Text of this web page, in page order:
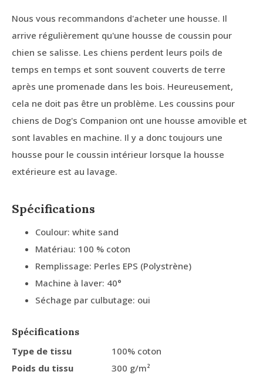
Nous vous recommandons d'acheter une housse. Il
arrive régulièrement qu'une housse de coussin pour
chien se salisse. Les chiens perdent leurs poils de
temps en temps et sont souvent couverts de terre
après une promenade dans les bois. Heureusement,
cela ne doit pas être un problème. Les coussins pour
chiens de Dog's Companion ont une housse amovible et
sont lavables en machine. Il y a donc toujours une
housse pour le coussin intérieur lorsque la housse
extérieure est au lavage.
Spécifications
Coulour: white sand
Matériau: 100 % coton
Remplissage: Perles EPS (Polystrène)
Machine à laver: 40°
Séchage par culbutage: oui
Spécifications
Type de tissu
100% coton
Poids du tissu
300 g/m²